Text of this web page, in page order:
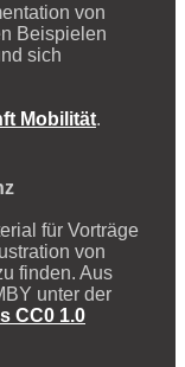
von
Beispielen
sich
Mobilität.
für Vorträge
von
finden. Aus
unter der
CC0 1.0